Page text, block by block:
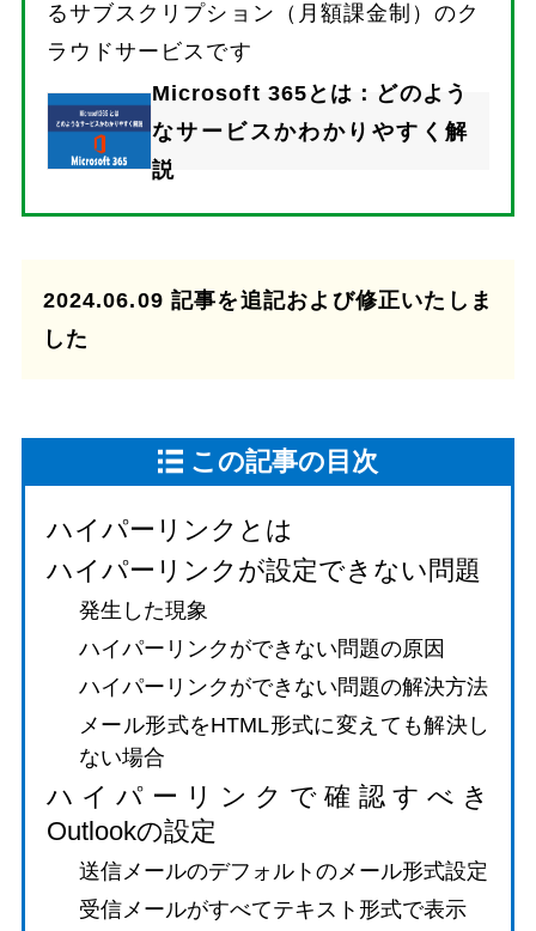
るサブスクリプション（月額課金制）のク
ラウドサービスです
Microsoft 365とは：どのよう
なサービスかわかりやすく解
説
2024.06.09 記事を追記および修正いたしま
した
この記事の目次
ハイパーリンクとは
ハイパーリンクが設定できない問題
発生した現象
ハイパーリンクができない問題の原因
ハイパーリンクができない問題の解決方法
メール形式をHTML形式に変えても解決し
ない場合
ハイパーリンクで確認すべき
Outlookの設定
送信メールのデフォルトのメール形式設定
受信メールがすべてテキスト形式で表示